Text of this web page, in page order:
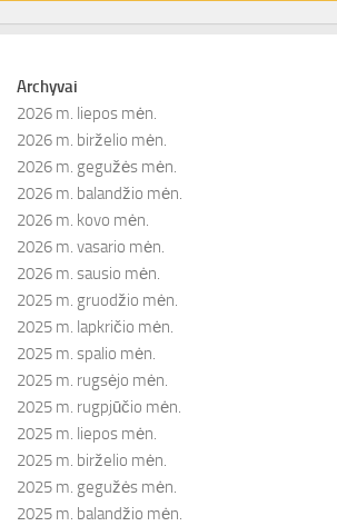
Archyvai
2026 m. liepos mėn.
2026 m. birželio mėn.
2026 m. gegužės mėn.
2026 m. balandžio mėn.
2026 m. kovo mėn.
2026 m. vasario mėn.
2026 m. sausio mėn.
2025 m. gruodžio mėn.
2025 m. lapkričio mėn.
2025 m. spalio mėn.
2025 m. rugsėjo mėn.
2025 m. rugpjūčio mėn.
2025 m. liepos mėn.
2025 m. birželio mėn.
2025 m. gegužės mėn.
2025 m. balandžio mėn.